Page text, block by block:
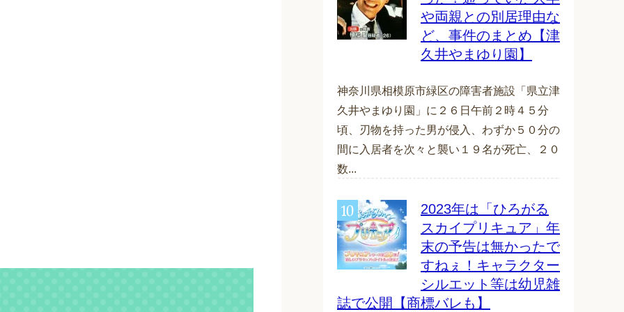
や両親との別居理由な
ど、事件のまとめ【津
久井やまゆり園】
神奈川県相模原市緑区の障害者施設「県立津
久井やまゆり園」に２６日午前２時４５分
頃、刃物を持った男が侵入、わずか５０分の
間に入居者を次々と襲い１９名が死亡、２０
数...
2023年は「ひろがる
スカイプリキュア」年
末の予告は無かったで
すねぇ！キャラクター
シルエット等は幼児雑
誌で公開【商標バレも】